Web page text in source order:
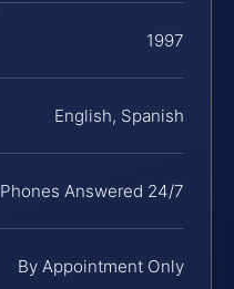
1997
English, Spanish
Phones Answered 24/7
By Appointment Only